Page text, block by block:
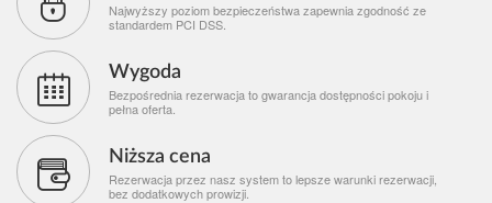
Najwyższy poziom bezpieczeństwa zapewnia zgodność ze
standardem PCI DSS.
Wygoda
Bezpośrednia rezerwacja to gwarancja dostępności pokoju i
pełna oferta.
Niższa cena
Rezerwacja przez nasz system to lepsze warunki rezerwacji,
bez dodatkowych prowizji.